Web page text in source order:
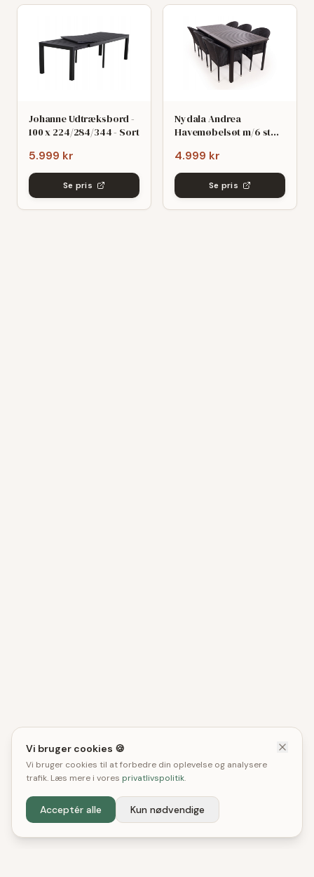
Johanne Udtræksbord -
100 x 224/284/344 - Sort
5.999 kr
Se pris
Nydala Andrea
Havemøbelsøt m/6 stole
grø/Sort
4.999 kr
Se pris
Vi bruger cookies 🍪
Vi bruger cookies til at forbedre din oplevelse og analysere
trafik. Læs mere i vores privatlivspolitik.
Acceptér alle Kun nødvendige